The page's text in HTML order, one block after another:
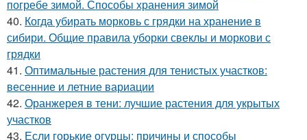
погребе зимой. Способы хранения зимой
40. Когда убирать морковь с грядки на хранение в
сибири. Общие правила уборки свеклы и моркови с
грядки
41. Оптимальные растения для тенистых участков:
весенние и летние вариации
42. Оранжерея в тени: лучшие растения для укрытых
участков
43. Если горькие огурцы: причины и способы